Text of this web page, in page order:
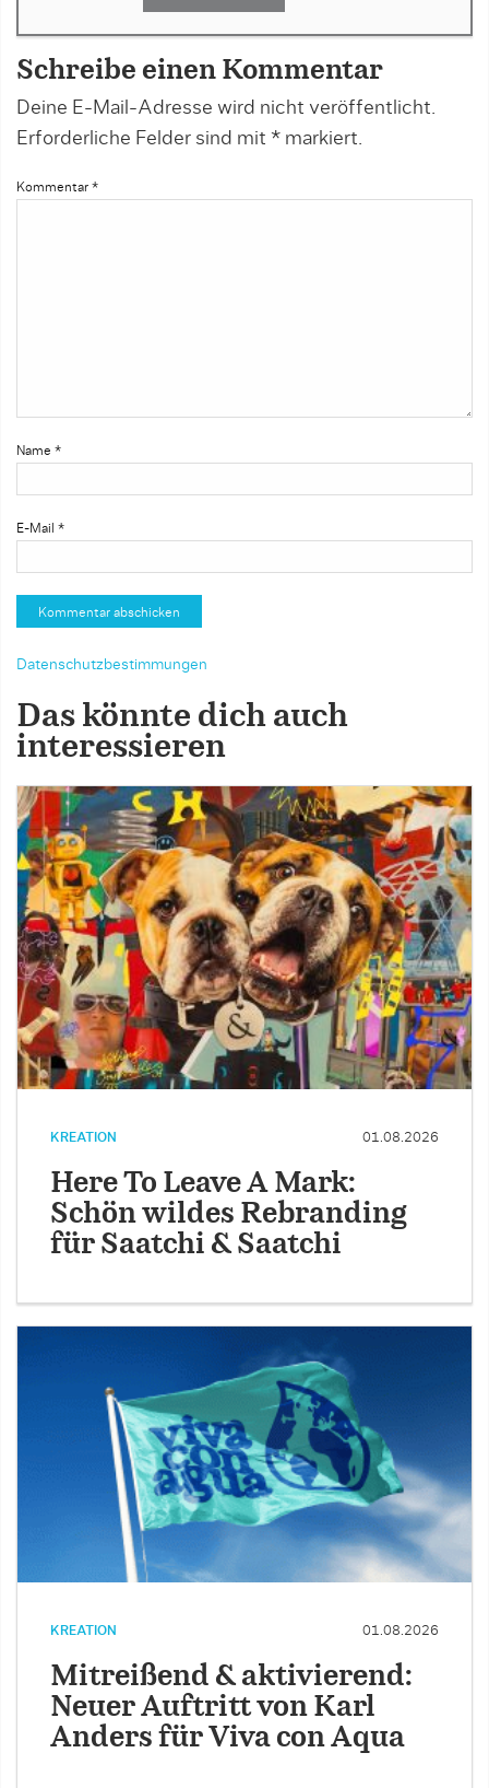
Schreibe einen Kommentar
Deine E-Mail-Adresse wird nicht veröffentlicht.
Erforderliche Felder sind mit * markiert.
Kommentar *
Name *
E-Mail *
Datenschutzbestimmungen
Das könnte dich auch
interessieren
KREATION 01.08.2026
Here To Leave A Mark:
Schön wildes Rebranding
für Saatchi & Saatchi
KREATION 01.08.2026
Mitreißend & aktivierend:
Neuer Auftritt von Karl
Anders für Viva con Aqua